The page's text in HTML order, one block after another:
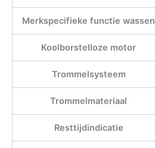
Merkspecifieke functie wassen
Koolborstelloze motor
Trommelsysteem
Trommelmateriaal
Resttijdindicatie